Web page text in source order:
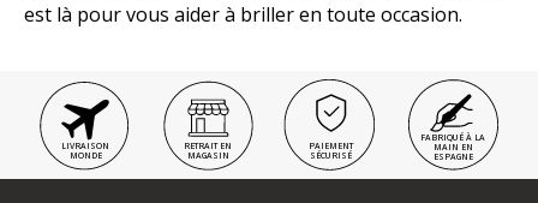
est là pour vous aider à briller en toute occasion.
LIVRAISON
MONDE
RETRAIT EN
MAGASIN
PAIEMENT
SÉCURISÉ
FABRIQUÉ À LA
MAIN EN
ESPAGNE